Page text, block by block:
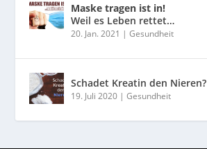
Maske tragen ist in!
Weil es Leben rettet…
20. Jan. 2021 |Gesundheit
Schadet Kreatin den Nieren?
19. Juli 2020 |Gesundheit